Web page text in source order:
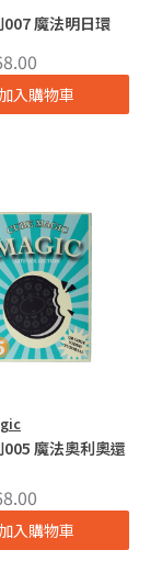
007 魔法明日環
加入購物車
魔法奧利奧還
加入購物車